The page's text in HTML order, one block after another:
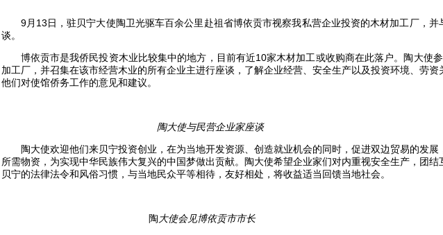
9月 13日，驻贝宁大使陶卫光驱车百余公里赴祖省博依贡市视察我私营企业投资的木材加工厂，并
谈。
博依贡市是我侨民投资木业比较集中的地方，目前有近10家木材加工或收购商在此落户。陶大使
加工厂，并召集在该市经营木业的所有企业主进行座谈，了解企业经营、安全生产以及投资环境、劳资
他们对使馆侨务工作的意见和建议。
陶大使与民营企业家座谈
陶大使欢迎他们来贝宁投资创业，在为当地开发资源、创造就业机会的同时，促进双边贸易的发展
所需物资，为实现中华民族伟大复兴的中国梦做出贡献。陶大使希望企业家们对内重视安全生产，团结
贝宁的法律法令和风俗习惯，与当地民众平等相待，友好相处，将收益适当回馈当地社会。
陶大使会见博依贡市市长